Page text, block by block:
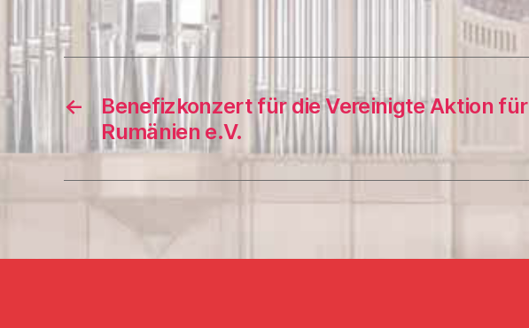
←
Benefizkonzert für die Vereinigte Aktion für
Rumänien e.V.